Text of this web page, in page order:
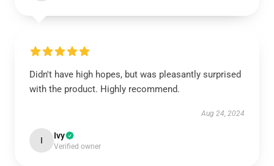
Didn't have high hopes, but was pleasantly surprised
with the product. Highly recommend.
Aug 24, 2024
I Ivy
Verified owner